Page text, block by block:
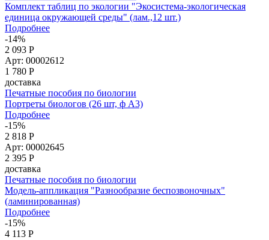
Комплект таблиц по экологии "Экосистема-экологическая
единица окружающей среды" (лам.,12 шт.)
Подробнее
-14%
2 093 Р
Арт: 00002612
1 780 Р
доставка
Печатные пособия по биологии
Портреты биологов (26 шт, ф А3)
Подробнее
-15%
2 818 Р
Арт: 00002645
2 395 Р
доставка
Печатные пособия по биологии
Модель-аппликация "Разнообразие беспозвоночных"
(ламинированная)
Подробнее
-15%
4 113 Р